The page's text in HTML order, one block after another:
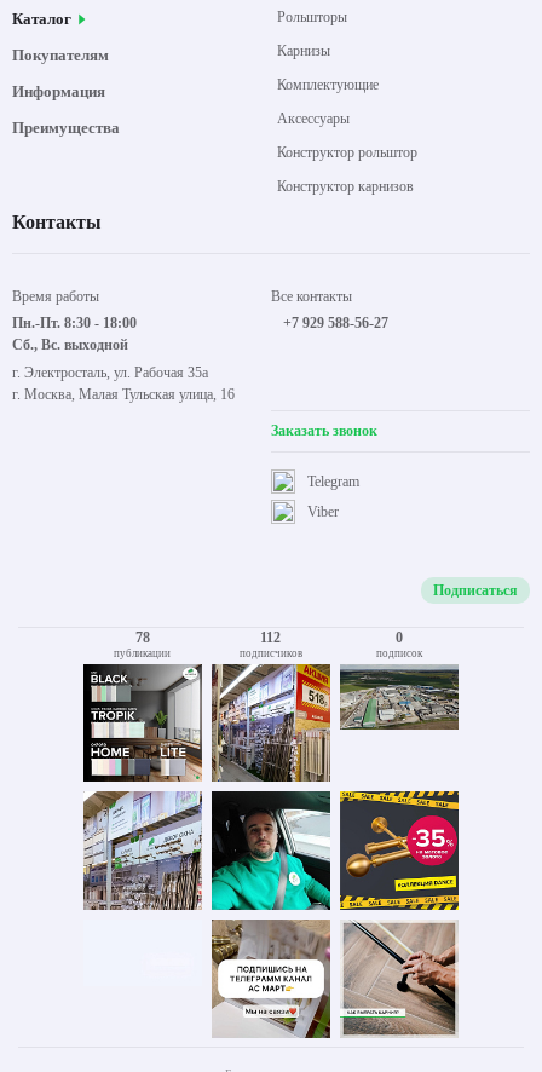
Каталог
Покупателям
Информация
Преимущества
Рольшторы
Карнизы
Комплектующие
Аксессуары
Конструктор рольштор
Конструктор карнизов
Контакты
Время работы
Пн.-Пт. 8:30 - 18:00
Сб., Вс. выходной
г. Электросталь, ул. Рабочая 35а
г. Москва, Малая Тульская улица, 16
Все контакты
+7 929 588-56-27
Заказать звонок
Viber
Telegram
Подписаться
78
публикации
112
подписчиков
0
подписок